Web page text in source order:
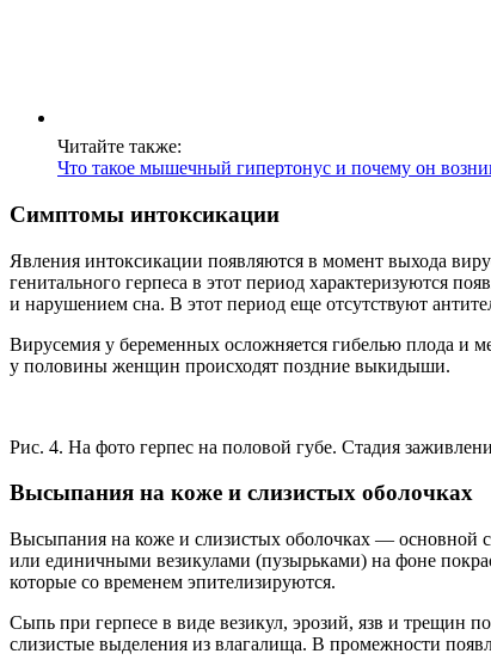
Читайте также:
Что такое мышечный гипертонус и почему он
Симптомы интоксикации
Явления интоксикации появляются в момент выхода
генитального герпеса в этот период характеризуются
и на­ру­ше­нием сна. В этот период еще отсутствуют
Вирусемия у беременных осложняется гибелью плода и
у половины женщин происходят поздние выкидыши.
Рис. 4. На фото герпес на половой губе. Стадия
Высыпания на коже и слизистых оболочках
Высыпания на коже и слизистых оболочках — основной
или единичными везикулами (пузырьками) на фоне
которые со временем эпителизируются.
Сыпь при герпесе в виде везикул, эрозий, язв и трещин
слизистые выделения из влагалища. В промежности